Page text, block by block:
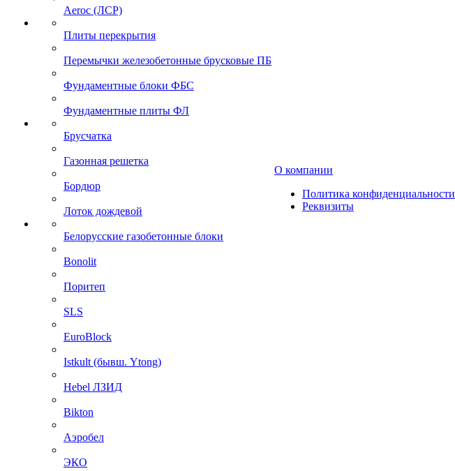
Aeroc (ЛСР)
Плиты перекрытия
Перемычки железобетонные брусковые ПБ
Фундаментные блоки ФБС
Фундаментные плиты ФЛ
Брусчатка
Газонная решетка
Бордюр
Лоток дождевой
Белорусские газобетонные блоки
Bonolit
Поритеп
SLS
EuroBlock
Istkult (бывш. Ytong)
Hebel ЛЗИД
Bikton
Аэробел
ЭКО
О компании
Политика конфиденциальности
Реквизиты